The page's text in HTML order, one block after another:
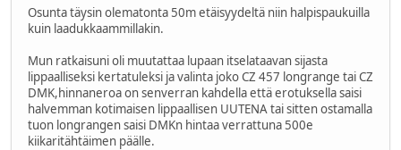
Osunta täysin olematonta 50m etäisyydeltä niin halpispaukuilla
kuin laadukkaammillakin.
Mun ratkaisuni oli muutattaa lupaan itselataavan sijasta
lippaalliseksi kertatuleksi ja valinta joko CZ 457 longrange tai CZ
DMK,hinnaneroa on senverran kahdella että erotuksella saisi
halvemman kotimaisen lippaallisen UUTENA tai sitten ostamalla
tuon longrangen saisi DMKn hintaa verrattuna 500e
kiikaritähtäimen päälle.